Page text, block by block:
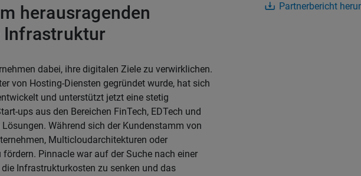
herausragenden
Infrastruktur
dabei, ihre digitalen Ziele zu verwirklichen.
von Hosting-Diensten gegründet wurde, hat sich
und unterstützt jetzt eine stetig
ups aus den Bereichen FinTech, EDTech und
Während sich der Kundenstamm von
Multicloudarchitekturen oder
Pinnacle war auf der Suche nach einer
Infrastrukturkosten zu senken und das
Partnerbericht